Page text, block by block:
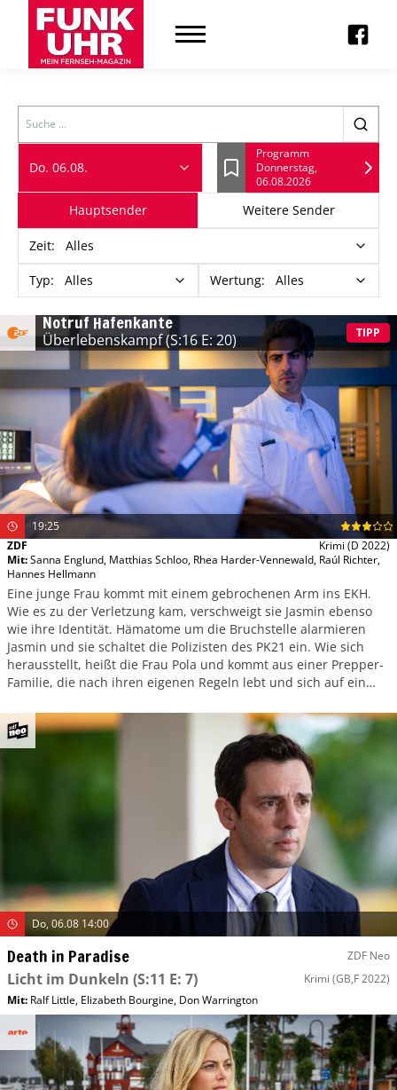
Search
Do. 06.08. Lesezeichen
Programm
Donnerstag,
06.08.2026
Hauptsender Weitere Sender
Zeit: Alles
Typ: Alles Wertung: Alles
Notruf Hafenkante
Überlebenskampf(S:16 E: 20) TIPP
19:25
ZDF
Krimi (D 2022)
Mit:Sanna Englund, Matthias Schloo, Rhea Harder-Vennewald, Raúl Richter,
Hannes Hellmann
Eine junge Frau kommt mit einem gebrochenen Arm ins EKH.
Wie es zu der Verletzung kam, verschweigt sie Jasmin ebenso
wie ihre Identität. Hämatome um die Bruchstelle alarmieren
Jasmin und sie schaltet die Polizisten des PK21 ein. Wie sich
herausstellt, heißt die Frau Pola und kommt aus einer Prepper-
Familie, die nach ihren eigenen Regeln lebt und sich auf ein
Do, 06.08 14:00
Death in Paradise ZDF Neo
Licht im Dunkeln (S:11 E: 7) Krimi (GB,F 2022)
Mit: Ralf Little, Elizabeth Bourgine, Don Warrington